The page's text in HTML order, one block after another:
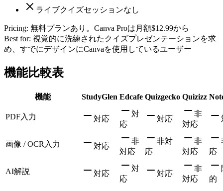
ライブクイズセッションなし
Pricing: 無料プランあり。Canva Proは月額$12.99から
Best for: 視覚的に洗練されたクイズプレゼンテーションを求
め、すでにデザインにCanvaを使用しているユーザー
機能比較表
機能 StudyGlen Edcafe Quizgecko Quizizz
PDF入力 対応
対
応
対応
非
対応
画像 / OCR入力 対応
非
対応
非対
応
非
対応
応
AI解説 対応
対
応
対応
非
対応
的